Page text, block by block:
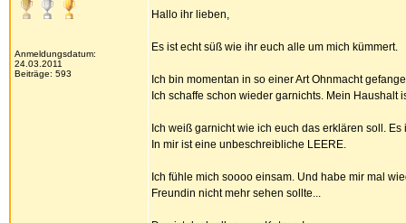
Anmeldungsdatum:
24.03.2011
Beiträge: 593
Hallo ihr lieben,
Es ist echt süß wie ihr euch alle um mich kümmert.
Ich bin momentan in so einer Art Ohnmacht
Ich schaffe schon wieder garnichts. Mein
Ich weiß garnicht wie ich euch das erklären soll.
In mir ist eine unbeschreibliche LEERE.
Ich fühle mich soooo einsam. Und habe mir mal
Freundin nicht mehr sehen sollte...